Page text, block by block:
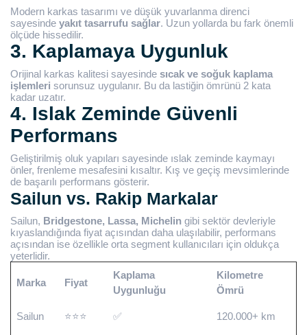
Modern karkas tasarımı ve düşük yuvarlanma direnci
sayesinde yakıt tasarrufu sağlar. Uzun yollarda bu fark önemli
ölçüde hissedilir.
3. Kaplamaya Uygunluk
Orijinal karkas kalitesi sayesinde sıcak ve soğuk kaplama
işlemleri sorunsuz uygulanır. Bu da lastiğin ömrünü 2 kata
kadar uzatır.
4. Islak Zeminde Güvenli
Performans
Geliştirilmiş oluk yapıları sayesinde ıslak zeminde kaymayı
önler, frenleme mesafesini kısaltır. Kış ve geçiş mevsimlerinde
de başarılı performans gösterir.
Sailun vs. Rakip Markalar
Sailun, Bridgestone, Lassa, Michelin gibi sektör devleriyle
kıyaslandığında fiyat açısından daha ulaşılabilir, performans
açısından ise özellikle orta segment kullanıcıları için oldukça
yeterlidir.
Marka Fiyat
Kaplama
Uygunluğu
Kilometre
Ömrü
Sailun ⭐⭐⭐ ✅ 120.000+ km